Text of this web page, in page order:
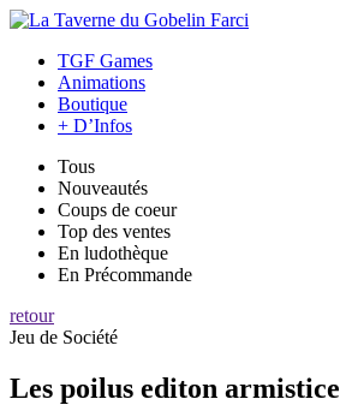
TGF Games
Animations
Boutique
+ D’Infos
Tous
Nouveautés
Coups de coeur
Top des ventes
En ludothèque
En Précommande
retour
Jeu de Société
Les poilus editon armistice